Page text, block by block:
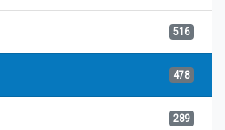
516
478
289